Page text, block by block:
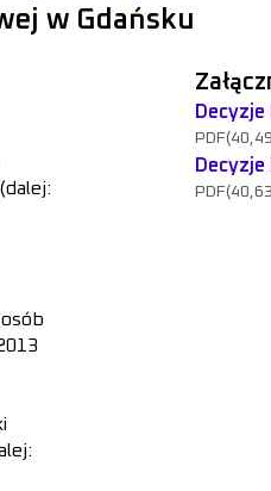
w Gdańsku
Decyzje
PDF
Decyzje
PDF